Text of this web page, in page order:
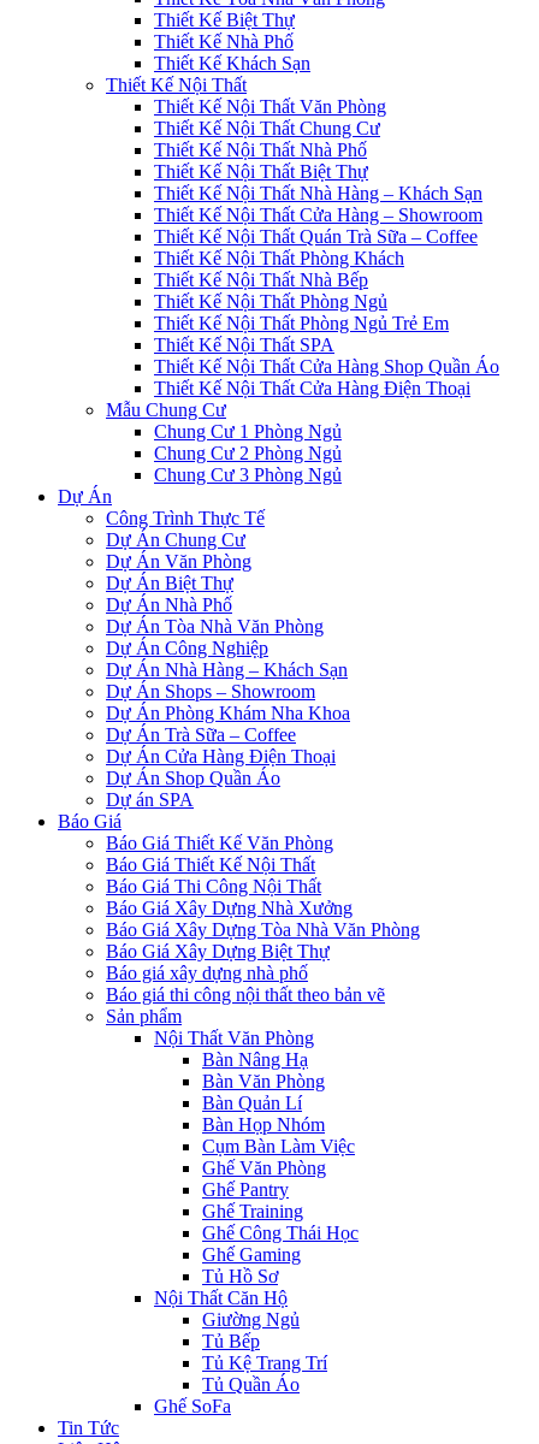
Thiết Kế Biệt Thự
Thiết Kế Nhà Phố
Thiết Kế Khách Sạn
Thiết Kế Nội Thất
Thiết Kế Nội Thất Văn Phòng
Thiết Kế Nội Thất Chung Cư
Thiết Kế Nội Thất Nhà Phố
Thiết Kế Nội Thất Biệt Thự
Thiết Kế Nội Thất Nhà Hàng – Khách Sạn
Thiết Kế Nội Thất Cửa Hàng – Showroom
Thiết Kế Nội Thất Quán Trà Sữa – Coffee
Thiết Kế Nội Thất Phòng Khách
Thiết Kế Nội Thất Nhà Bếp
Thiết Kế Nội Thất Phòng Ngủ
Thiết Kế Nội Thất Phòng Ngủ Trẻ Em
Thiết Kế Nội Thất SPA
Thiết Kế Nội Thất Cửa Hàng Shop Quần Áo
Thiết Kế Nội Thất Cửa Hàng Điện Thoại
Mẫu Chung Cư
Chung Cư 1 Phòng Ngủ
Chung Cư 2 Phòng Ngủ
Chung Cư 3 Phòng Ngủ
Dự Án
Công Trình Thực Tế
Dự Án Chung Cư
Dự Án Văn Phòng
Dự Án Biệt Thự
Dự Án Nhà Phố
Dự Án Tòa Nhà Văn Phòng
Dự Án Công Nghiệp
Dự Án Nhà Hàng – Khách Sạn
Dự Án Shops – Showroom
Dự Án Phòng Khám Nha Khoa
Dự Án Trà Sữa – Coffee
Dự Án Cửa Hàng Điện Thoại
Dự Án Shop Quần Áo
Dự án SPA
Báo Giá
Báo Giá Thiết Kế Văn Phòng
Báo Giá Thiết Kế Nội Thất
Báo Giá Thi Công Nội Thất
Báo Giá Xây Dựng Nhà Xưởng
Báo Giá Xây Dựng Tòa Nhà Văn Phòng
Báo Giá Xây Dựng Biệt Thự
Báo giá xây dựng nhà phố
Báo giá thi công nội thất theo bản vẽ
Sản phẩm
Nội Thất Văn Phòng
Bàn Nâng Hạ
Bàn Văn Phòng
Bàn Quản Lí
Bàn Họp Nhóm
Cụm Bàn Làm Việc
Ghế Văn Phòng
Ghế Pantry
Ghế Training
Ghế Công Thái Học
Ghế Gaming
Tủ Hồ Sơ
Nội Thất Căn Hộ
Giường Ngủ
Tủ Bếp
Tủ Kệ Trang Trí
Tủ Quần Áo
Ghế SoFa
Tin Tức